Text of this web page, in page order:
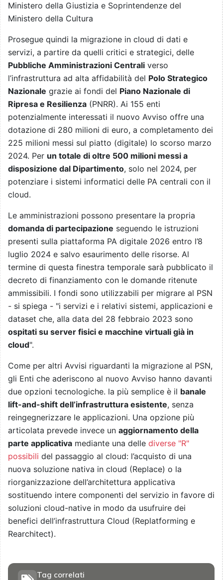
Ministero della Giustizia e Soprintendenze del
Ministero della Cultura
Prosegue quindi la migrazione in cloud di dati e
servizi, a partire da quelli critici e strategici, delle
Pubbliche Amministrazioni Centrali verso
l’infrastruttura ad alta affidabilità del Polo Strategico
Nazionale grazie ai fondi del Piano Nazionale di
Ripresa e Resilienza (PNRR). Ai 155 enti
potenzialmente interessati il nuovo Avviso offre una
dotazione di 280 milioni di euro, a completamento dei
225 milioni messi sul piatto (digitale) lo scorso marzo
2024. Per un totale di oltre 500 milioni messi a
disposizione dal Dipartimento, solo nel 2024, per
potenziare i sistemi informatici delle PA centrali con il
cloud.
Le amministrazioni possono presentare la propria
domanda di partecipazione seguendo le istruzioni
presenti sulla piattaforma PA digitale 2026 entro l’8
luglio 2024 e salvo esaurimento delle risorse. Al
termine di questa finestra temporale sarà pubblicato il
decreto di finanziamento con le domande ritenute
ammissibili. I fondi sono utilizzabili per migrare al PSN
- si spiega - "i servizi e i relativi sistemi, applicazioni e
dataset che, alla data del 28 febbraio 2023 sono
ospitati su server fisici e macchine virtuali già in
cloud".
Come per altri Avvisi riguardanti la migrazione al PSN,
gli Enti che aderiscono al nuovo Avviso hanno davanti
due opzioni tecnologiche. la più semplice è il banale
lift-and-shift dell’infrastruttura esistente, senza
reingegnerizzare le applicazioni. Una opzione più
articolata prevede invece un aggiornamento della
parte applicativa mediante una delle diverse "R"
possibili del passaggio al cloud: l’acquisto di una
nuova soluzione nativa in cloud (Replace) o la
riorganizzazione dell’architettura applicativa
sostituendo intere componenti del servizio in favore di
soluzioni cloud-native in modo da usufruire dei
benefici dell’infrastruttura Cloud (Replatforming e
Rearchitect).
Tag correlati